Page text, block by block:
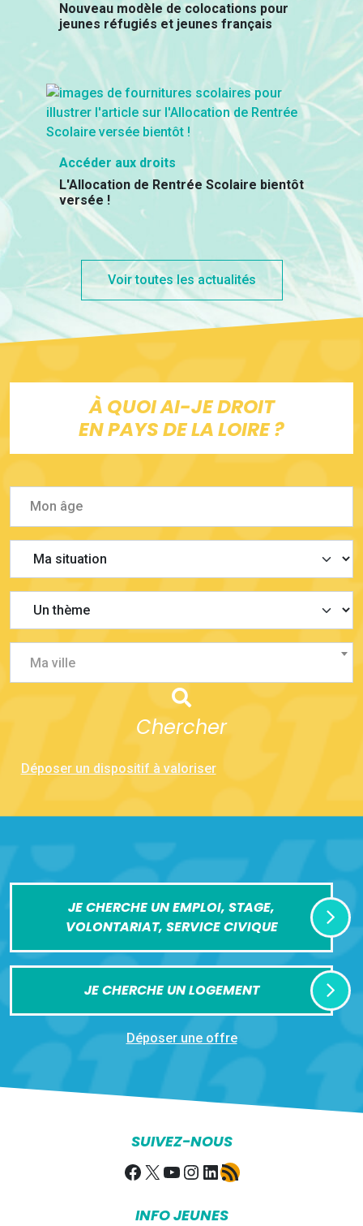
Nouveau modèle de colocations pour
jeunes réfugiés et jeunes français
Accéder aux droits
L'Allocation de Rentrée Scolaire bientôt
versée !
Voir toutes les actualités
À QUOI AI-JE DROIT
EN PAYS DE LA LOIRE ?
Ma ville
Chercher
Déposer un dispositif à valoriser
JE CHERCHE UN EMPLOI, STAGE,
VOLONTARIAT, SERVICE CIVIQUE
JE CHERCHE UN LOGEMENT
Déposer une offre
SUIVEZ-NOUS
Facebook
X YouTube
Instagram
LinkedIn
Flux RSS
INFO JEUNES